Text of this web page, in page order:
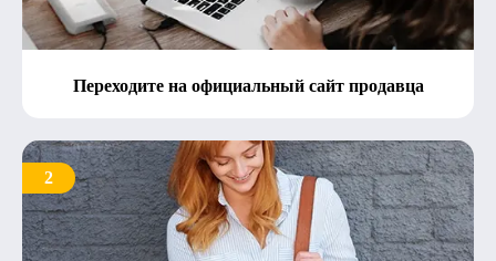
Переходите на официальный сайт продавца
2